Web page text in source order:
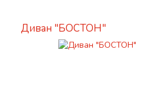
Диван "БОСТОН"